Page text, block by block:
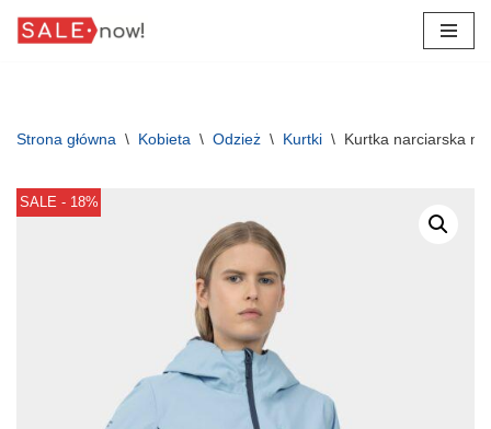
Strona główna \ Kobieta \ Odzież \ Kurtki \ Kurtka narciarska
SALE - 18%